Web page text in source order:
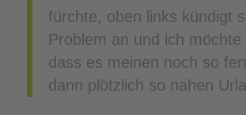
fürchte, oben links kündigt
Problem an und ich möchte
dass es meinen noch so
dann plötzlich so nahen